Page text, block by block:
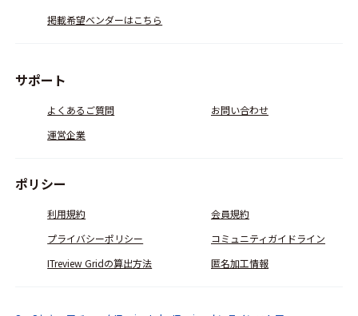
掲載希望ベンダーはこちら
サポート
よくあるご質問
お問い合わせ
運営企業
ポリシー
利用規約
会員規約
プライバシーポリシー
コミュニティガイドライン
ITreview Gridの算出方法
匿名加工情報